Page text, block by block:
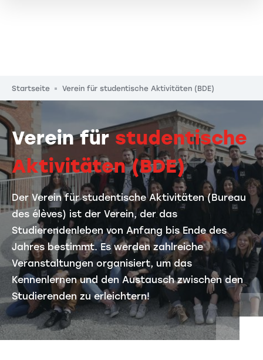
Pfadnavigation
Startseite Verein für studentische Aktivitäten (BDE)
Verein fürstudentische
Aktivitäten (BDE)
Der Verein für studentische Aktivitäten (Bureau
des élèves) ist der Verein, der das
Studierendenleben von Anfang bis Ende des
Jahres bestimmt. Es werden zahlreiche
Veranstaltungen organisiert, um das
Kennenlernen und den Austausch zwischen den
Studierenden zu erleichtern!